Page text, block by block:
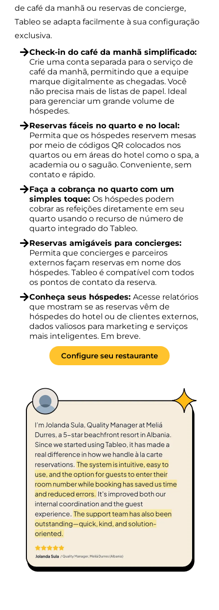
de café da manhã ou reservas de concierge,
Tableo se adapta facilmente à sua configuração
exclusiva.
Check-in do café da manhã simplificado:
Crie uma conta separada para o serviço de
café da manhã, permitindo que a equipe
marque digitalmente as chegadas. Você
não precisa mais de listas de papel. Ideal
para gerenciar um grande volume de
hóspedes.
Reservas fáceis no quarto e no local:
Permita que os hóspedes reservem mesas
por meio de códigos QR colocados nos
quartos ou em áreas do hotel como o spa, a
academia ou o saguão. Conveniente, sem
contato e rápido.
Faça a cobrança no quarto com um
simples toque: Os hóspedes podem
cobrar as refeições diretamente em seu
quarto usando o recurso de número de
quarto integrado do Tableo.
Reservas amigáveis para concierges:
Permita que concierges e parceiros
externos façam reservas em nome dos
hóspedes. Tableo é compatível com todos
os pontos de contato da reserva.
Conheça seus hóspedes: Acesse relatórios
que mostram se as reservas vêm de
hóspedes do hotel ou de clientes externos,
dados valiosos para marketing e serviços
mais inteligentes. Em breve.
Configure seu restaurante